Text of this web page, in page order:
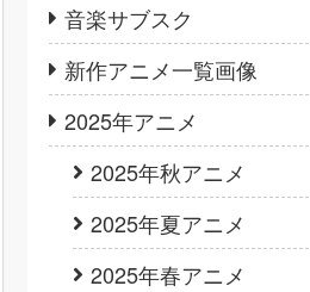
音楽サブスク
新作アニメ一覧画像
2025年アニメ
2025年秋アニメ
2025年夏アニメ
2025年春アニメ